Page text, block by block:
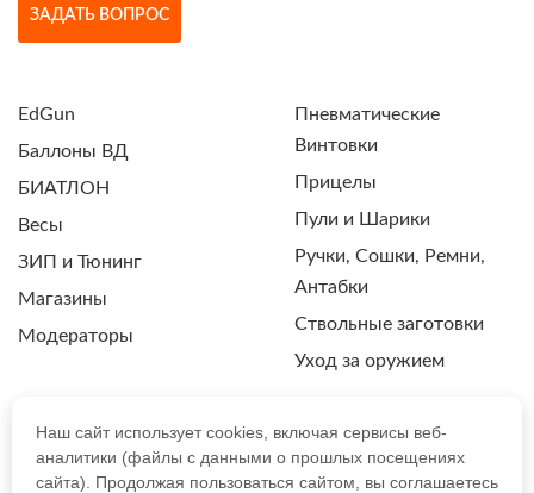
ЗАДАТЬ ВОПРОС
EdGun
Баллоны ВД
БИАТЛОН
Весы
ЗИП и Тюнинг
Магазины
Модераторы
Пневматические
Винтовки
Прицелы
Пули и Шарики
Ручки, Сошки, Ремни,
Антабки
Ствольные заготовки
Уход за оружием
ПОЛИТИКА КОНФИДЕНЦИАЛЬНОСТИ
Наш сайт использует cookies, включая сервисы веб-
аналитики (файлы с данными о прошлых посещениях
сайта). Продолжая пользоваться сайтом, вы соглашаетесь